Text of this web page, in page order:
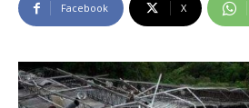
Facebook X